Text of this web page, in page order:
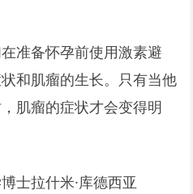
准备怀孕前使用激素避
和肌瘤的生长。只有当他
肌瘤的症状才会变得明
士拉什米·库德西亚